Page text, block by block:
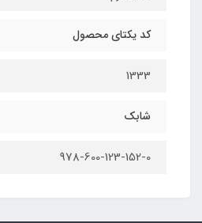
کد یکتای محصول
1333
شابک
978-600-123-152-0